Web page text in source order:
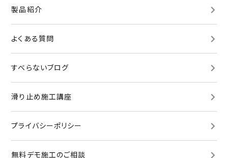
製品紹介
よくある質問
すべらないブログ
滑り止め施工講座
プライバシーポリシー
無料デモ施工のご相談